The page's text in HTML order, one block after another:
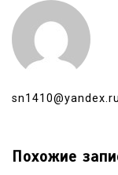
sn1410@yandex.ru
Похожие